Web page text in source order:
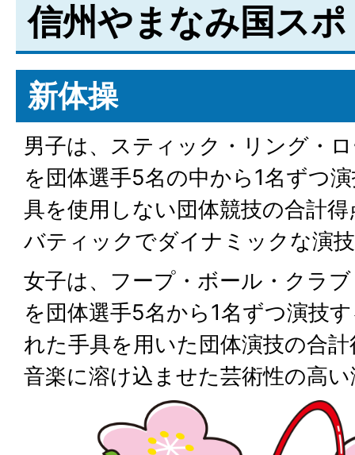
信州やまなみ国スポ
新体操
男子は、スティック・リング・
を団体選手5名の中から1名ずつ
具を使用しない団体競技の合計
バティックでダイナミックな演
女子は、フープ・ボール・クラ
を団体選手5名から1名ずつ演技
れた手具を用いた団体演技の合
音楽に溶け込ませた芸術性の高